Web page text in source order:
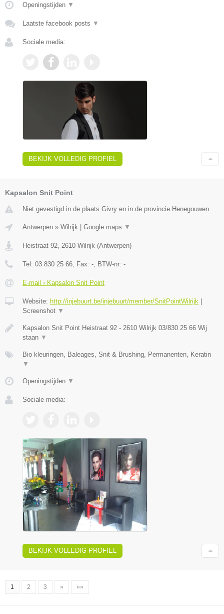
Openingstijden ▼
Laatste facebook posts ▼
Sociale media:
BEKIJK VOLLEDIG PROFIEL
Kapsalon Snit Point
Niet gevestigd in de plaats Givry en in de provincie Henegouwen.
Antwerpen » Wilrijk Google maps ▼
Heistraat 92 2610 Wilrijk (Antwerpen)
Tel: 03 830 25 66 , Fax: - , BTW-nr: -
E-mail › Kapsalon Snit Point
Website: http://injebuurt.be/injebuurt/member/SnitPointWilrijk
Screenshot ▼
Kapsalon Snit Point Heistraat 92 - 2610 Wilrijk 03/830 25 66 Wij
staan ▼
Bio kleuringen, Baleages, Snit & Brushing, Permanenten, Keratin
▼
Openingstijden ▼
Sociale media:
BEKIJK VOLLEDIG PROFIEL
1 2 3 » »»